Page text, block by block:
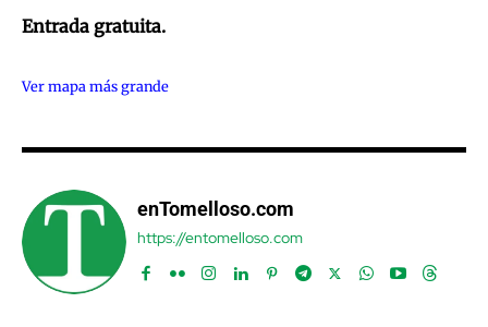
Entrada gratuita.
Ver mapa más grande
enTomelloso.com
https://entomelloso.com